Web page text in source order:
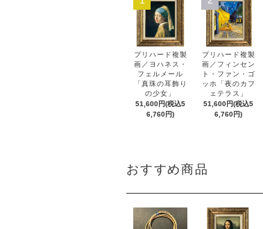
プリハード複製
画／ヨハネス・
フェルメール
「真珠の耳飾り
の少女」
51,600円(税込5
6,760円)
プリハード複製
画／フィンセン
ト・ファン・ゴ
ッホ「夜のカフ
ェテラス」
51,600円(税込5
6,760円)
おすすめ商品